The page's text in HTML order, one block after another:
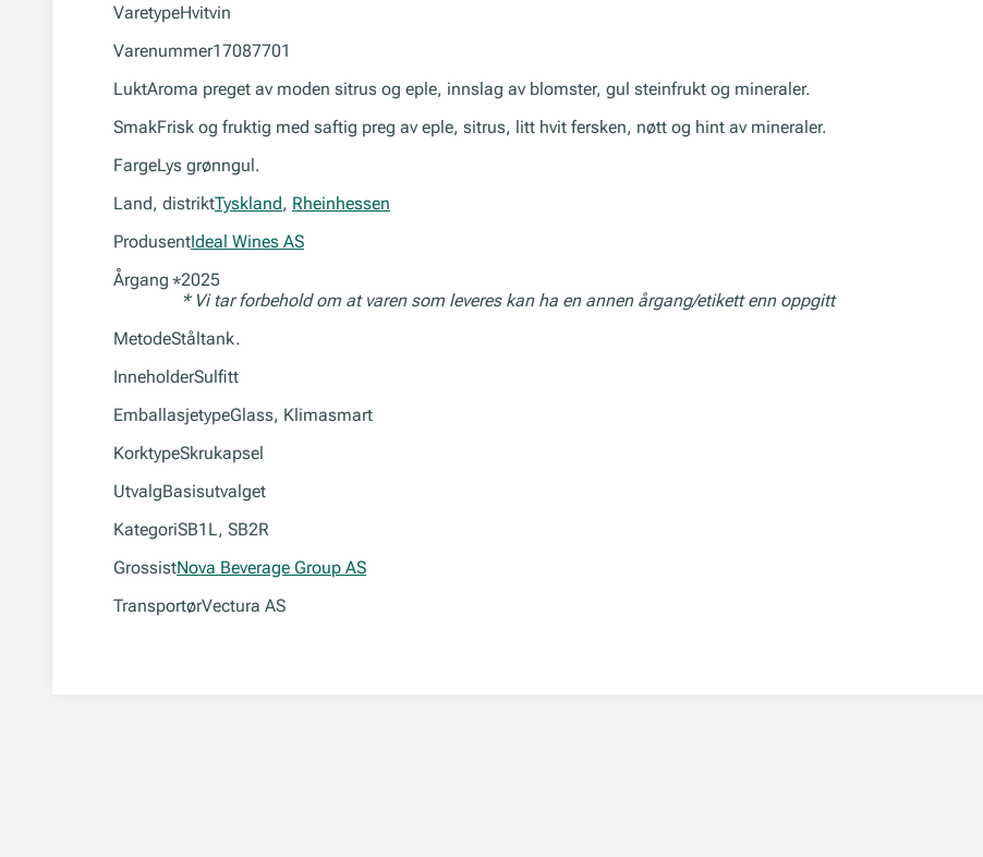
VaretypeHvitvin
Varenummer17087701
LuktAroma preget av moden sitrus og eple, innslag av blomster, gul steinfrukt og mineraler.
SmakFrisk og fruktig med saftig preg av eple, sitrus, litt hvit fersken, nøtt og hint av mineraler.
FargeLys grønngul.
Land, distriktTyskland, Rheinhessen
ProdusentIdeal Wines AS
Årgang *2025
* Vi tar forbehold om at varen som leveres kan ha en annen årgang/etikett enn oppgitt
MetodeStåltank.
InneholderSulfitt
EmballasjetypeGlass, Klimasmart
KorktypeSkrukapsel
UtvalgBasisutvalget
KategoriSB1L, SB2R
GrossistNova Beverage Group AS
TransportørVectura AS